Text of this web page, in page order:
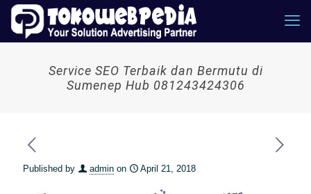
Service SEO Terbaik dan Bermutu di
Sumenep Hub 081243424306
Published by admin on April 21, 2018